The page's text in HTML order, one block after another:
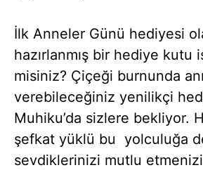
İlk Anneler Günü hediyesi
hazırlanmış bir hediye kutu
misiniz? Çiçeği burnunda
verebileceğiniz yenilikçi
Muhiku’da sizlere bekliyor.
şefkat yüklü bu yolculuğa
sevdiklerinizi mutlu